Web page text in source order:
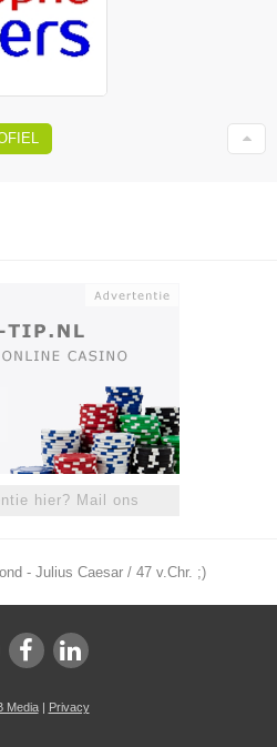
hier? Mail ons
- Julius Caesar / 47 v.Chr. ;)
Media| Privacy